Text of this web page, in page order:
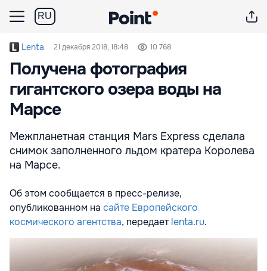
RU
Lenta 21 декабря 2018, 18:48 10 768
Получена фотография
гигантского озера воды на
Марсе
Межпланетная станция Mars Express сделала
снимок заполненного льдом кратера Королева
на Марсе.
Об этом сообщается в пресс-релизе,
опубликованном на сайте Европейского
космического агентства, передаетlenta.ru.